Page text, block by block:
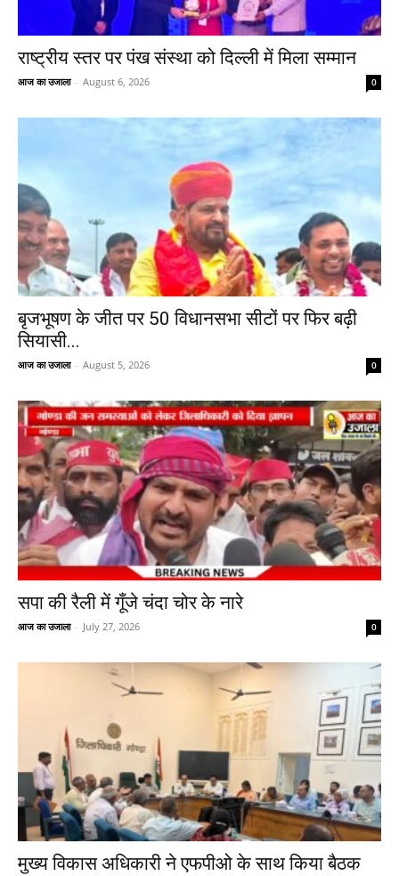
राष्ट्रीय स्तर पर पंख संस्था को दिल्ली में मिला सम्मान
आज का उजाला - August 6, 2026 0
बृजभूषण के जीत पर 50 विधानसभा सीटों पर फिर बढ़ी
सियासी...
आज का उजाला - August 5, 2026 0
सपा की रैली में गूँजे चंदा चोर के नारे
आज का उजाला - July 27, 2026 0
मुख्य विकास अधिकारी ने एफपीओ के साथ किया बैठक